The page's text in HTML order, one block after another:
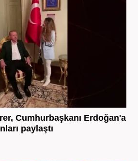
Cumhurbaşkanı Erdoğan'a
paylaştı